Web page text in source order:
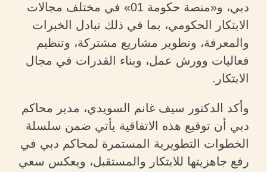
دبي، و«منصة حكومة 01» في مختلف مجالات
الابتكار الحكومي، بما في ذلك تبادل الخبرات
والمعرفة، وتطوير مشاريع مشتركة، وتنظيم
فعاليات وورش عمل، وبناء القدرات في مجال
الابتكار.
وأكد الدكتور سيف غانم السويدي، مدير محاكم
دبي أن توقيع هذه الاتفاقية يأتي ضمن سلسلة
الخطوات التطويرية المستمرة لمحاكم دبي في
رفع جاهزيتها للابتكار والمستقبل، ويعكس سعي